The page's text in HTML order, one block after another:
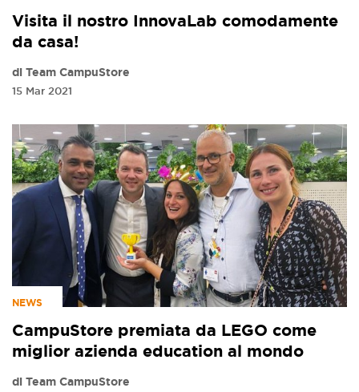
Visita il nostro InnovaLab comodamente
da casa!
di Team CampuStore
15 Mar 2021
NEWS
CampuStore premiata da LEGO come
miglior azienda education al mondo
di Team CampuStore